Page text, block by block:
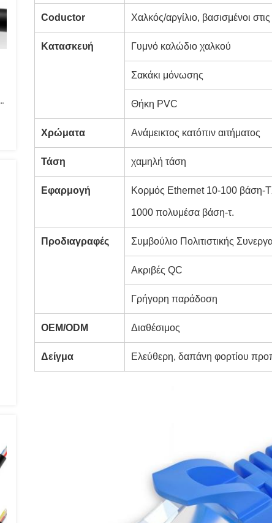
Coductor Χαλκός/αργίλιο, βασισμένοι
Κατασκευή Γυμνό καλώδιο χαλκού
Σακάκι μόνωσης
Θήκη PVC
Χρώματα Ανάμεικτος κατόπιν αιτήματος
Τάση χαμηλή τάση
Εφαρμογή Κορμός Ethernet 10-100 βάση-
1000 πολυμέσα βάση-τ.
Προδιαγραφές Συμβούλιο Πολιτιστικής
Ακριβές QC
Γρήγορη παράδοση
OEM/ODM Διαθέσιμος
Δείγμα Ελεύθερη, δαπάνη φορτίου